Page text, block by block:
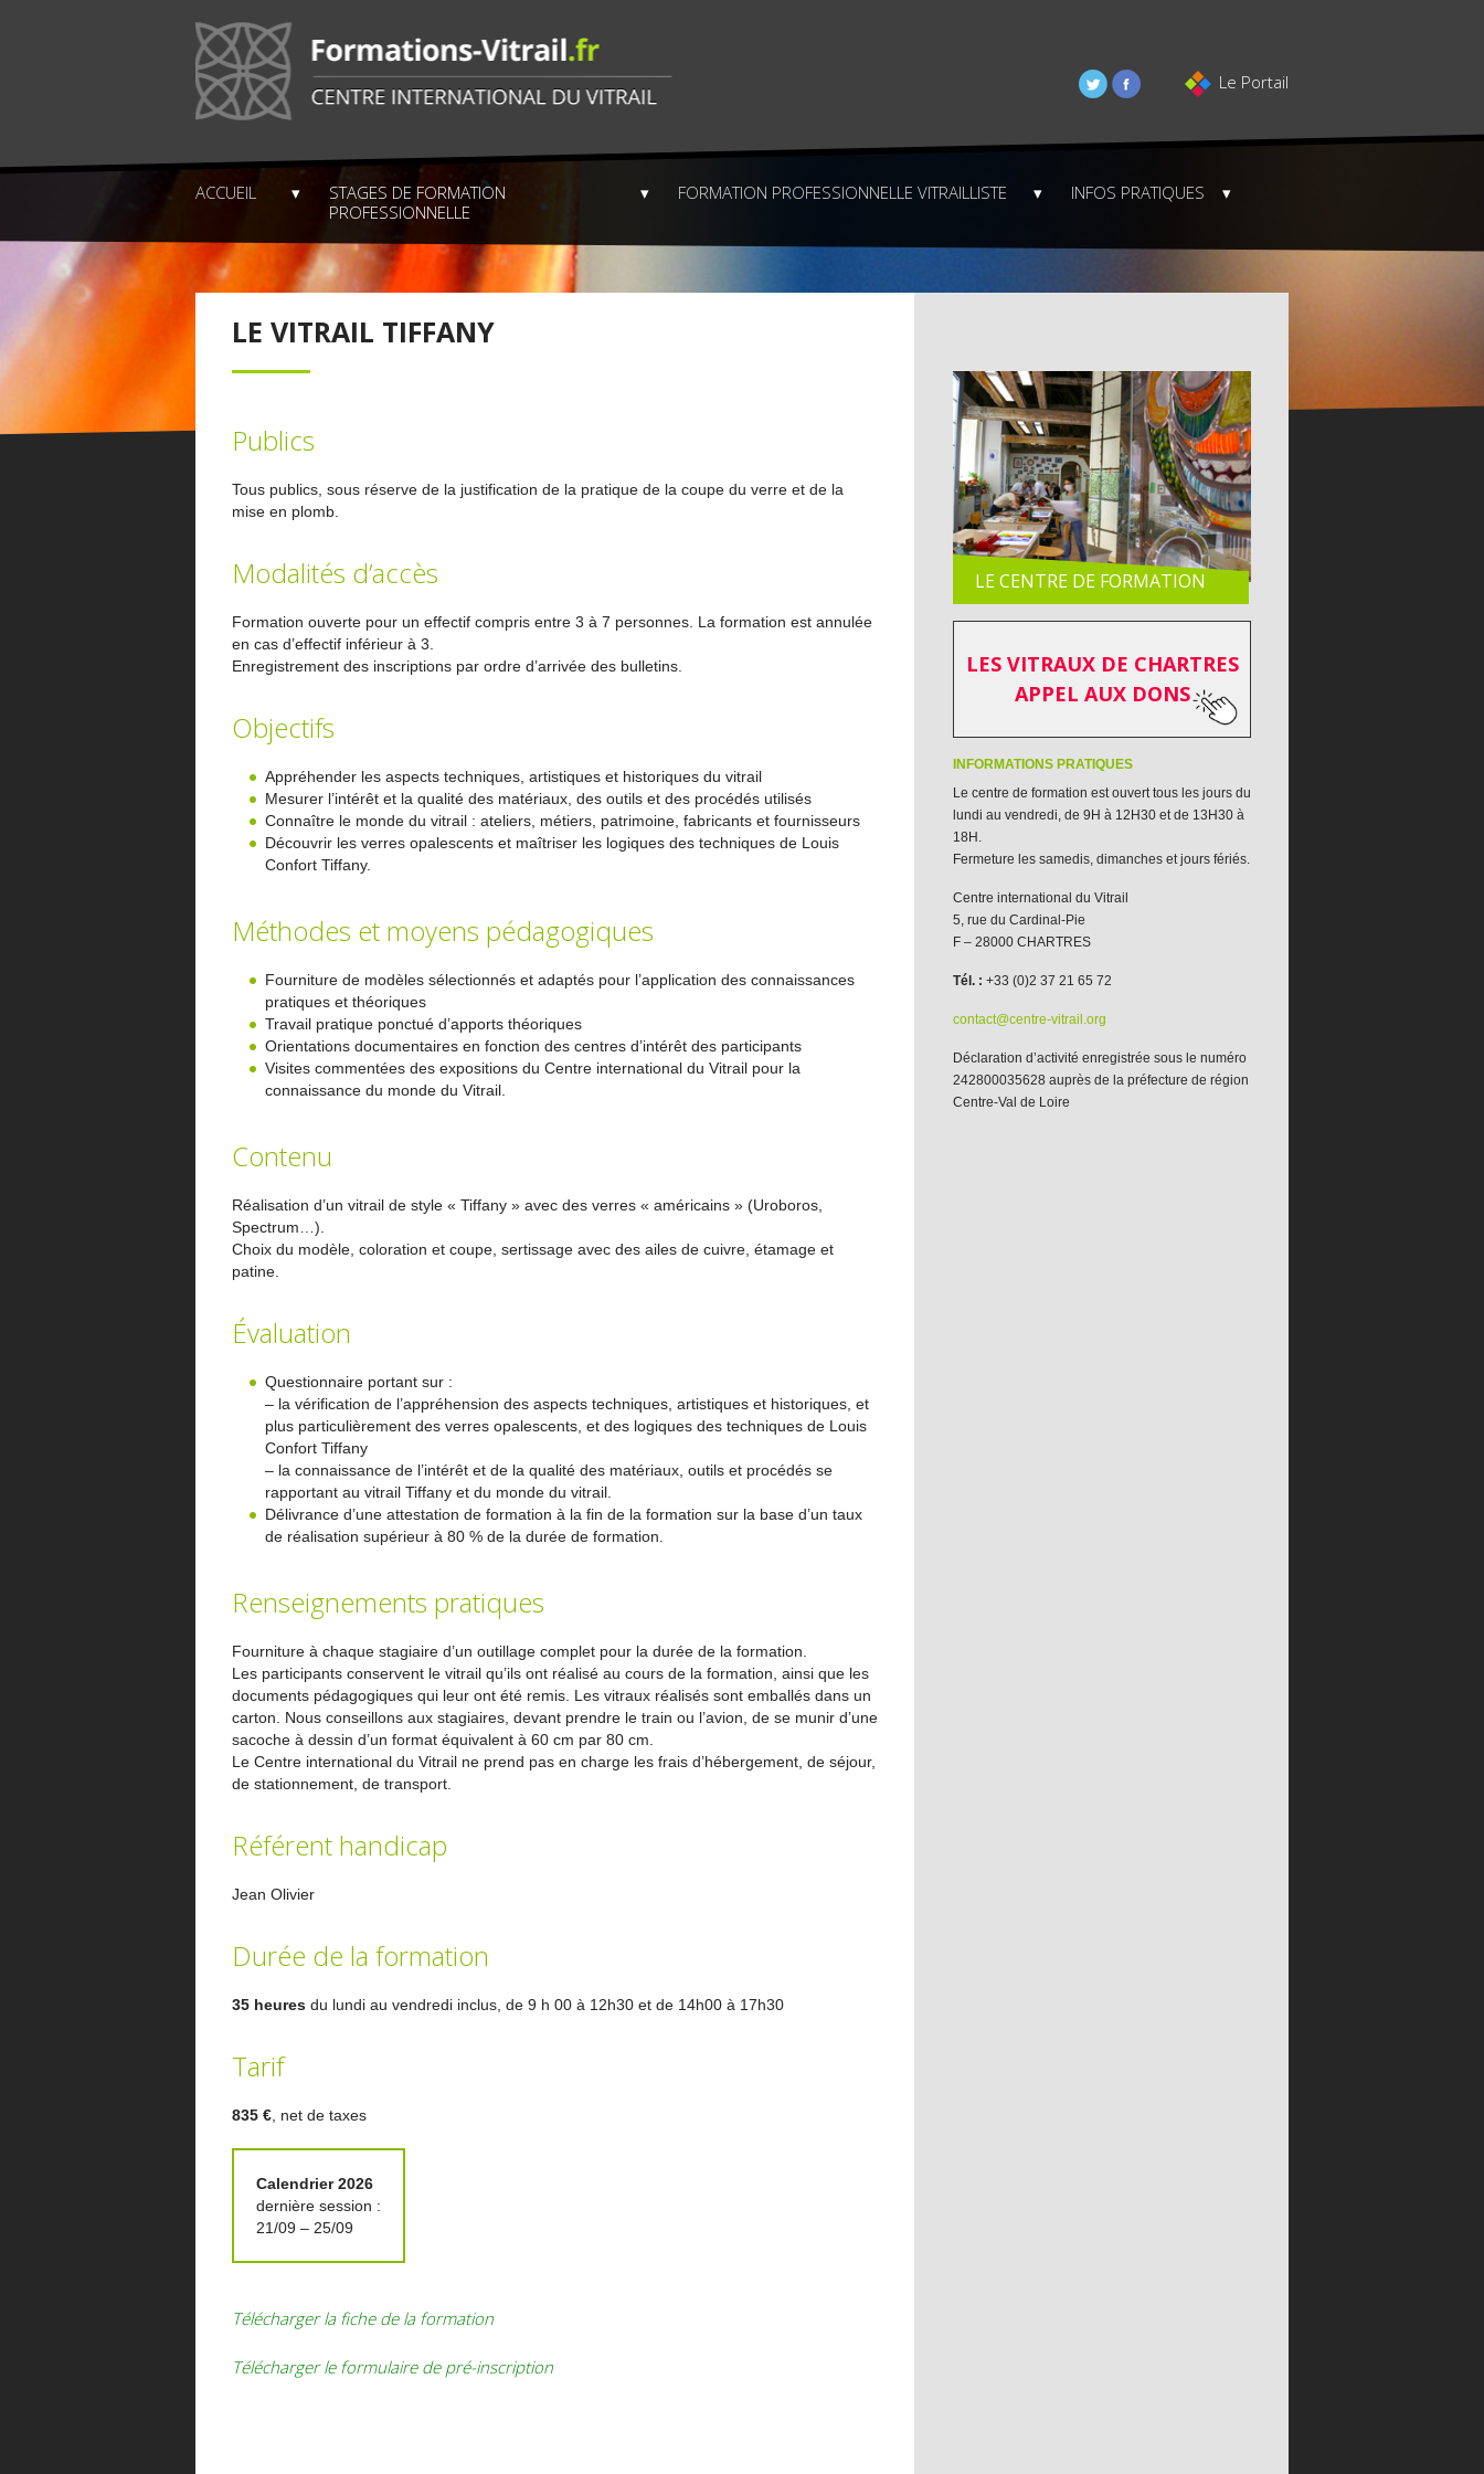
ACCUEIL
STAGES DE FORMATION
PROFESSIONNELLE
FORMATION PROFESSIONNELLE VITRAILLISTE INFOS PRATIQUES
Le Portail
LE VITRAIL TIFFANY
Publics
Tous publics, sous réserve de la justification de la pratique de la coupe du verre et de la
mise en plomb.
Modalités d’accès
Formation ouverte pour un effectif compris entre 3 à 7 personnes. La formation est annulée
en cas d’effectif inférieur à 3.
Enregistrement des inscriptions par ordre d’arrivée des bulletins.
Objectifs
Appréhender les aspects techniques, artistiques et historiques du vitrail
Mesurer l’intérêt et la qualité des matériaux, des outils et des procédés utilisés
Connaître le monde du vitrail : ateliers, métiers, patrimoine, fabricants et fournisseurs
Découvrir les verres opalescents et maîtriser les logiques des techniques de Louis
Confort Tiffany.
Méthodes et moyens pédagogiques
Fourniture de modèles sélectionnés et adaptés pour l’application des connaissances
pratiques et théoriques
Travail pratique ponctué d’apports théoriques
Orientations documentaires en fonction des centres d’intérêt des participants
Visites commentées des expositions du Centre international du Vitrail pour la
connaissance du monde du Vitrail.
Contenu
Réalisation d’un vitrail de style « Tiffany » avec des verres « américains » (Uroboros,
Spectrum…).
Choix du modèle, coloration et coupe, sertissage avec des ailes de cuivre, étamage et
patine.
Évaluation
Questionnaire portant sur :
– la vérification de l’appréhension des aspects techniques, artistiques et historiques, et
plus particulièrement des verres opalescents, et des logiques des techniques de Louis
Confort Tiffany
– la connaissance de l’intérêt et de la qualité des matériaux, outils et procédés se
rapportant au vitrail Tiffany et du monde du vitrail.
Délivrance d’une attestation de formation à la fin de la formation sur la base d’un taux
de réalisation supérieur à 80 % de la durée de formation.
Renseignements pratiques
Fourniture à chaque stagiaire d’un outillage complet pour la durée de la formation.
Les participants conservent le vitrail qu’ils ont réalisé au cours de la formation, ainsi que les
documents pédagogiques qui leur ont été remis. Les vitraux réalisés sont emballés dans un
carton. Nous conseillons aux stagiaires, devant prendre le train ou l’avion, de se munir d’une
sacoche à dessin d’un format équivalent à 60 cm par 80 cm.
Le Centre international du Vitrail ne prend pas en charge les frais d’hébergement, de séjour,
de stationnement, de transport.
Référent handicap
Jean Olivier
Durée de la formation
35 heures du lundi au vendredi inclus, de 9 h 00 à 12h30 et de 14h00 à 17h30
Tarif
835 € , net de taxes
Calendrier 2026
dernière session :
21/09 – 25/09
Télécharger la fiche de la formation
Télécharger le formulaire de pré-inscription
LE CENTRE DE FORMATION
CENTRE INTERNATIONAL DU VITRAIL
LES VITRAUX DE CHARTRES
APPEL AUX DONS
INFORMATIONS PRATIQUES
Le centre de formation est ouvert tous les jours du
lundi au vendredi, de 9H à 12H30 et de 13H30 à
18H.
Fermeture les samedis, dimanches et jours fériés.
Centre international du Vitrail
5, rue du Cardinal-Pie
F – 28000 CHARTRES
Tél. : +33 (0)2 37 21 65 72
contact@centre-vitrail.org
Déclaration d’activité enregistrée sous le numéro
242800035628 auprès de la préfecture de région
Centre-Val de Loire